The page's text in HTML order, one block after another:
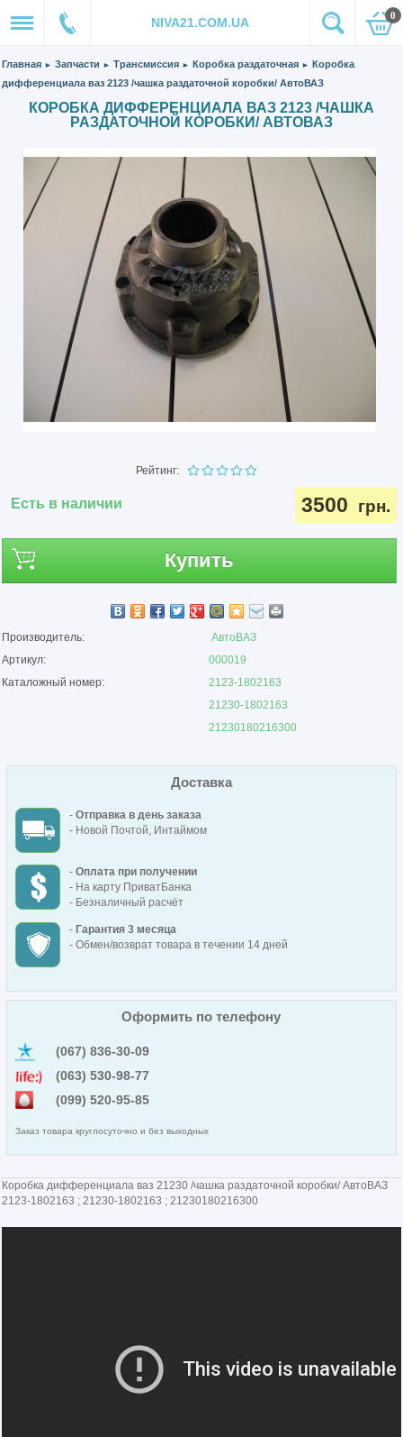
NIVA21.COM.UA 0
Главная ► Запчасти ► Трансмиссия ► Коробка раздаточная ► Коробка
дифференциала ваз 2123 /чашка раздаточной коробки/ АвтоВАЗ
КОРОБКА ДИФФЕРЕНЦИАЛА ВАЗ 2123 /ЧАШКА
РАЗДАТОЧНОЙ КОРОБКИ/ АВТОВАЗ
Рейтинг:
Есть в наличии 3500 грн.
Купить
Производитель:
АвтоВАЗ
Артикул:
000019
Каталожный номер:
2123-1802163
21230-1802163
21230180216300
Доставка
- Отправка в день заказа
- Новой Почтой, Интаймом
- Оплата при получении
- На карту ПриватБанка
- Безналичный расчёт
- Гарантия 3 месяца
- Обмен/возврат товара в течении 14 дней
Оформить по телефону
(067) 836-30-09
(063) 530-98-77
(099) 520-95-85
Заказ товара круглосуточно и без выходных
Коробка дифференциала ваз 21230 /чашка раздаточной коробки/ АвтоВАЗ
2123-1802163 ; 21230-1802163 ; 21230180216300